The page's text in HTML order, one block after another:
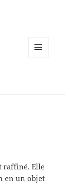
raffiné. Elle
en un objet